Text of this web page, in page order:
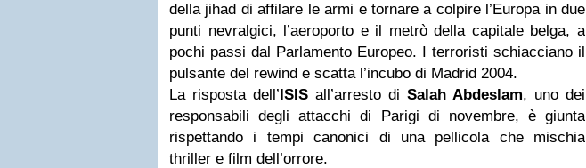
della jihad di affilare le armi e tornare a colpire l’Europa in due
punti nevralgici, l’aeroporto e il metrò della capitale belga, a
pochi passi dal Parlamento Europeo. I terroristi schiacciano il
pulsante del rewind e scatta l’incubo di Madrid 2004.
La risposta dell’ISIS all’arresto di Salah Abdeslam, uno dei
responsabili degli attacchi di Parigi di novembre, è giunta
rispettando i tempi canonici di una pellicola che mischia
thriller e film dell’orrore.